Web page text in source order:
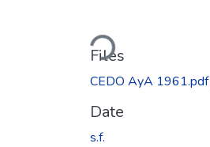
Loading...
Files
CEDO AyA 1961.pdf
Date
s.f.